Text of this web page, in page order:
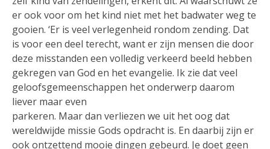
er ook voor om het kind niet met het badwater weg te
gooien. ‘Er is veel verlegenheid rondom zending. Dat
is voor een deel terecht, want er zijn mensen die door
deze misstanden een volledig verkeerd beeld hebben
gekregen van God en het evangelie. Ik zie dat veel
geloofsgemeenschappen het onderwerp daarom
liever maar even
parkeren. Maar dan verliezen we uit het oog dat
wereldwijde missie Gods opdracht is. En daarbij zijn er
ook ontzettend mooie dingen gebeurd. Je doet geen